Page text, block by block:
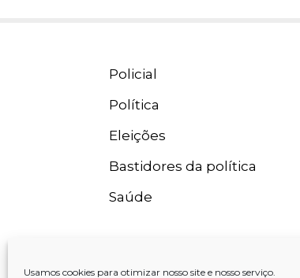
Usamos cookies para otimizar nosso site e nosso serviço.
Policial
Política
Eleições
Bastidores da política
Saúde